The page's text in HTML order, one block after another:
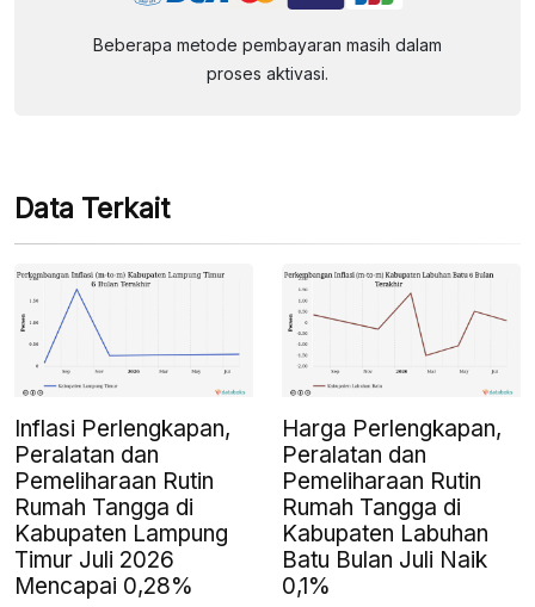
Beberapa metode pembayaran masih dalam
proses aktivasi.
Data Terkait
Inflasi Perlengkapan,
Peralatan dan
Pemeliharaan Rutin
Rumah Tangga di
Kabupaten Lampung
Timur Juli 2026
Mencapai 0,28%
Harga Perlengkapan,
Peralatan dan
Pemeliharaan Rutin
Rumah Tangga di
Kabupaten Labuhan
Batu Bulan Juli Naik
0,1%